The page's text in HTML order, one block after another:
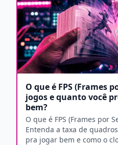
O que é FPS (Frames
jogos e quanto você
bem?
O que é FPS (Frames por
Entenda a taxa de
pra jogar bem e como o